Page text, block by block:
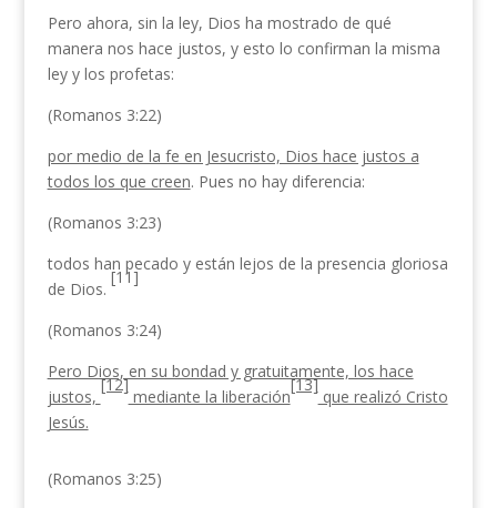
Pero ahora, sin la ley, Dios ha mostrado de qué
manera nos hace justos, y esto lo confirman la misma
ley y los profetas:
(Romanos 3:22)
por medio de la fe en Jesucristo, Dios hace justos a
todos los que creen. Pues no hay diferencia:
(Romanos 3:23)
todos han pecado y están lejos de la presencia gloriosa
de Dios.
[11]
(Romanos 3:24)
Pero Dios, en su bondad y gratuitamente, los hace
justos,
[12]
mediante la liberación
[13]
que realizó Cristo
Jesús.
(Romanos 3:25)